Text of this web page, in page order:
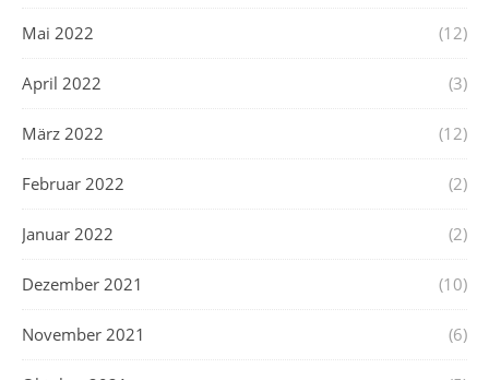
Mai 2022 (12)
April 2022 (3)
März 2022 (12)
Februar 2022 (2)
Januar 2022 (2)
Dezember 2021 (10)
November 2021 (6)